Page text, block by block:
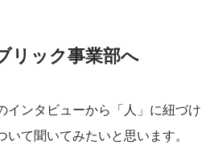
リック事業部へ
インタビューから「人」に紐づけ
て聞いてみたいと思います。